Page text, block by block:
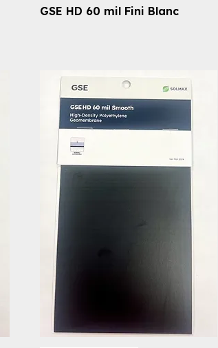
GSE HD 60 mil Fini Blanc